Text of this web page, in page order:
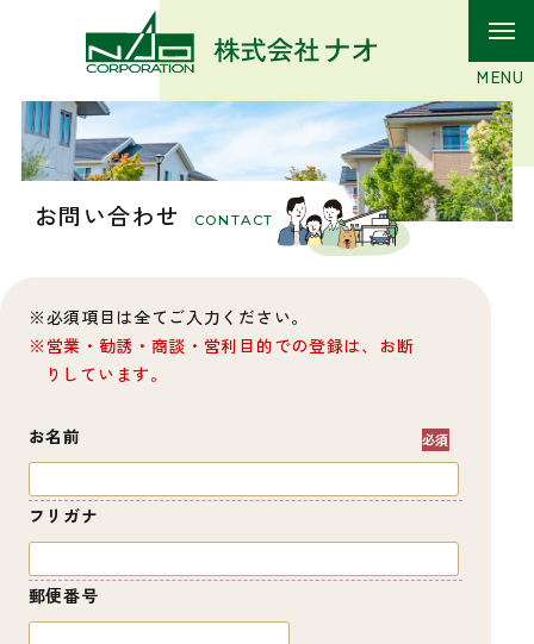
お問い合わせ CONTACT
必須項目は全てご入力ください。
営業・勧誘・商談・営利目的での登録は、お断
りしています。
お名前
フリガナ
郵便番号